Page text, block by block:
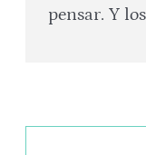
pensar. Y